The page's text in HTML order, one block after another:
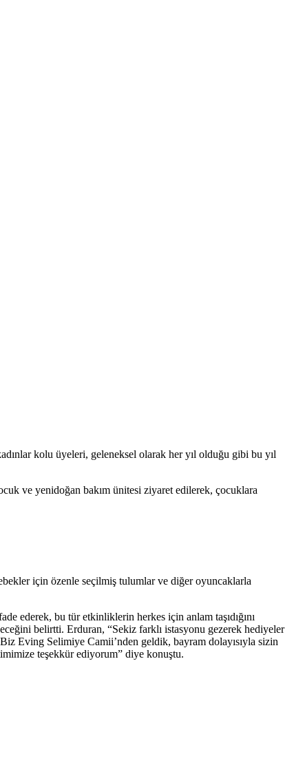
kolu üyeleri, geleneksel olarak her yıl olduğu gibi bu yıl
ve yenidoğan bakım ünitesi ziyaret edilerek, çocuklara
için özenle seçilmiş tulumlar ve diğer oyuncaklarla
ederek, bu tür etkinliklerin herkes için anlam taşıdığını
belirtti. Erduran, “Sekiz farklı istasyonu gezerek hediyeler
Eving Selimiye Camii’nden geldik, bayram dolayısıyla sizin
teşekkür ediyorum” diye konuştu.